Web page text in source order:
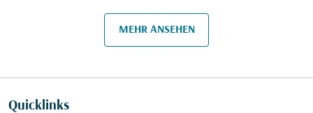
MEHR ANSEHEN
Quicklinks